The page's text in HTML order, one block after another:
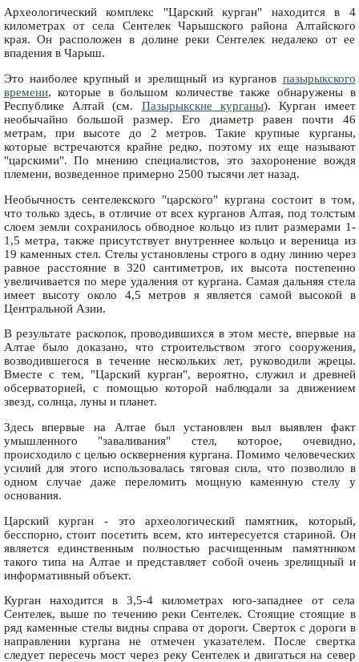
Археологический комплекс "Царский курган" находится в 4
километрах от села Сентелек Чарышского района Алтайского
края. Он расположен в долине реки Сентелек недалеко от ее
впадения в Чарыш.
Это наиболее крупный и зрелищный из курганов пазырыкского
времени, которые в большом количестве также обнаружены в
Республике Алтай (см. Пазырыкские курганы). Курган имеет
необычайно большой размер. Его диаметр равен почти 46
метрам, при высоте до 2 метров. Такие крупные курганы,
которые встречаются крайне редко, поэтому их еще называют
"царскими". По мнению специалистов, это захоронение вождя
племени, возведенное примерно 2500 тысячи лет назад.
Необычность сентелекского "царского" кургана состоит в том,
что только здесь, в отличие от всех курганов Алтая, под толстым
слоем земли сохранилось обводное кольцо из плит размерами 1-
1,5 метра, также присутствует внутреннее кольцо и вереница из
19 каменных стел. Стелы установлены строго в одну линию через
равное расстояние в 320 сантиметров, их высота постепенно
увеличивается по мере удаления от кургана. Самая дальняя стела
имеет высоту около 4,5 метров я является самой высокой в
Центральной Азии.
В результате раскопок, проводившихся в этом месте, впервые на
Алтае было доказано, что строительством этого сооружения,
возводившегося в течение нескольких лет, руководили жрецы.
Вместе с тем, "Царский курган", вероятно, служил и древней
обсерваторией, с помощью которой наблюдали за движением
звезд, солнца, луны и планет.
Здесь впервые на Алтае был установлен выл выявлен факт
умышленного "заваливания" стел, которое, очевидно,
происходило с целью осквернения кургана. Помимо человеческих
усилий для этого использовалась тяговая сила, что позволило в
одном случае даже переломить мощную каменную стелу у
основания.
Царский курган - это археологический памятник, который,
бесспорно, стоит посетить всем, кто интересуется стариной. Он
является единственным полностью расчищенным памятником
такого типа на Алтае и представляет собой очень зрелищный и
информативный объект.
Курган находится в 3,5-4 километрах юго-западнее от села
Сентелек, выше по течению реки Сентелек. Стоящие стоящие в
ряд каменные стелы видны справа от дороги. Сверток с дороги в
направлении кургана не отмечен указателем. После свертка
следует пересечь мост через реку Сентелек и двигаться на север